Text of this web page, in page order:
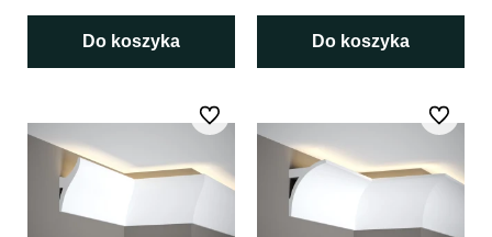
Do koszyka Do koszyka
Do ulubionych Do